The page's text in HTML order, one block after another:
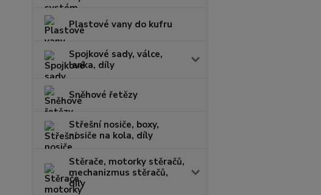
Plastové vany do kufru
Spojkové sady, válce,
lanka, díly
Sněhové řetězy
Střešní nosiče, boxy,
nosiče na kola, díly
Stěrače, motorky stěračů,
mechanizmus stěračů,
díly